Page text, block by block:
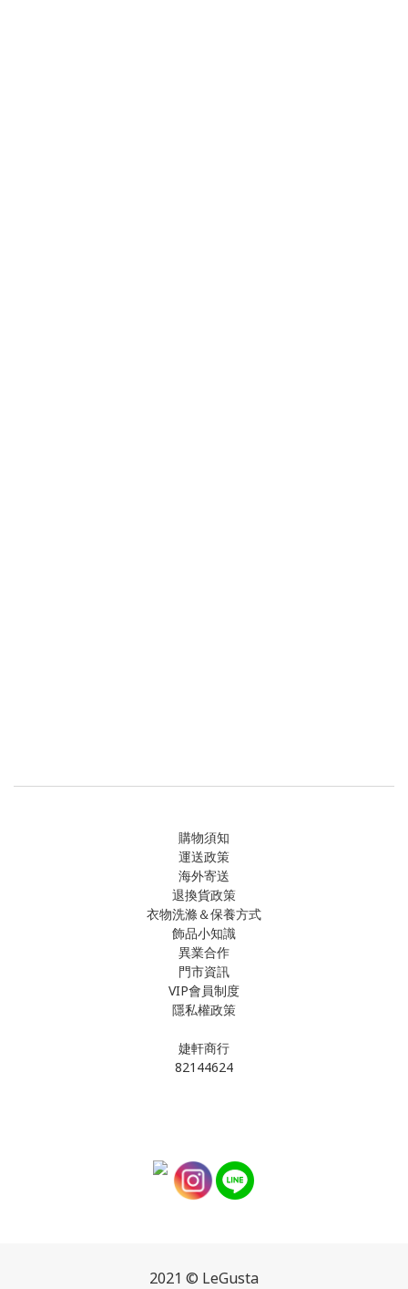
購物須知
運送政策
海外寄送
退換貨政策
衣物洗滌＆保養方式
飾品小知識
異業合作
門市資訊
VIP會員制度
隱私權政策
婕軒商行
82144624
2021 © LeGusta